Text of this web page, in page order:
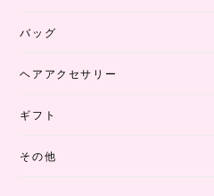
バッグ
ヘアアクセサリー
ギフト
その他